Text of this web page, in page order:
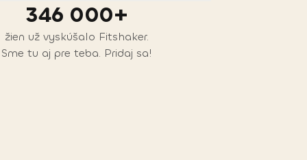
346 000+
žien už vyskúšalo Fitshaker.
Sme tu aj pre teba. Pridaj sa!